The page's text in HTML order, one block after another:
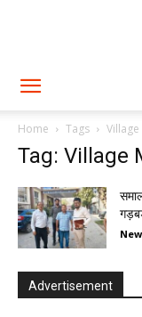
Home Tags Village
Tag: Village
Advertisement